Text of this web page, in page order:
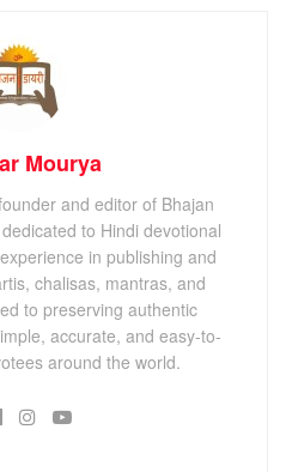
Mourya
and editor of Bhajan
to Hindi devotional
in publishing and
chalisas, mantras, and
to preserving authentic
accurate, and easy-to-
around the world.